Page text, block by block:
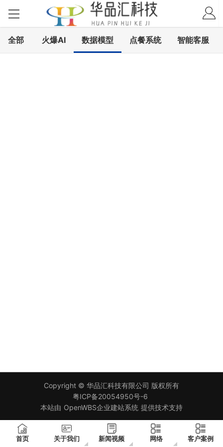
首页 关于我们 新闻视频 网络 客户案例
全部 火爆AI 数据模型 点餐系统 智能客服
Copyright © 华品汇科技有限公司 版权所有
粤ICP备20054950号-6
本站由 OpenWBS企业建站系统 提供技术支持